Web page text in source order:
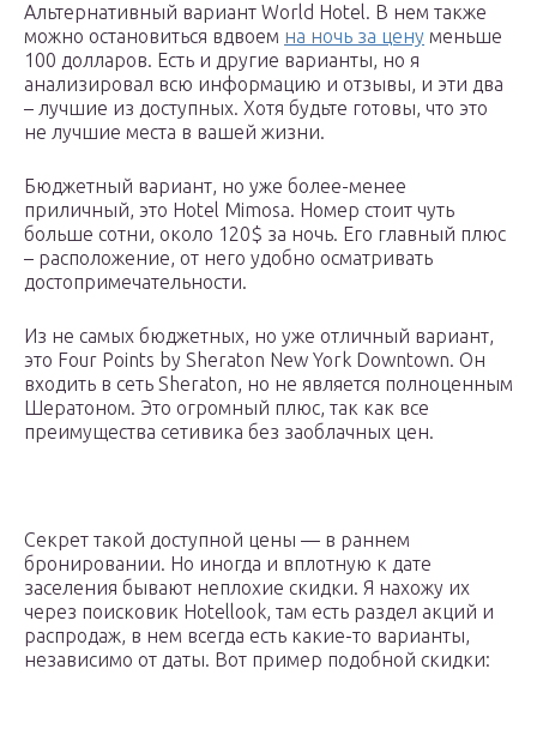
Альтернативный вариант World Hotel. В нем также
можно остановиться вдвоем на ночь за цену меньше
100 долларов. Есть и другие варианты, но я
анализировал всю информацию и отзывы, и эти два
– лучшие из доступных. Хотя будьте готовы, что это
не лучшие места в вашей жизни.
Бюджетный вариант, но уже более-менее
приличный, это Hotel Mimosa. Номер стоит чуть
больше сотни, около 120$ за ночь. Его главный плюс
– расположение, от него удобно осматривать
достопримечательности.
Из не самых бюджетных, но уже отличный вариант,
это Four Points by Sheraton New York Downtown. Он
входить в сеть Sheraton, но не является полноценным
Шератоном. Это огромный плюс, так как все
преимущества сетивика без заоблачных цен.
Секрет такой доступной цены — в раннем
бронировании. Но иногда и вплотную к дате
заселения бывают неплохие скидки. Я нахожу их
через поисковик Hotellook, там есть раздел акций и
распродаж, в нем всегда есть какие-то варианты,
независимо от даты. Вот пример подобной скидки: